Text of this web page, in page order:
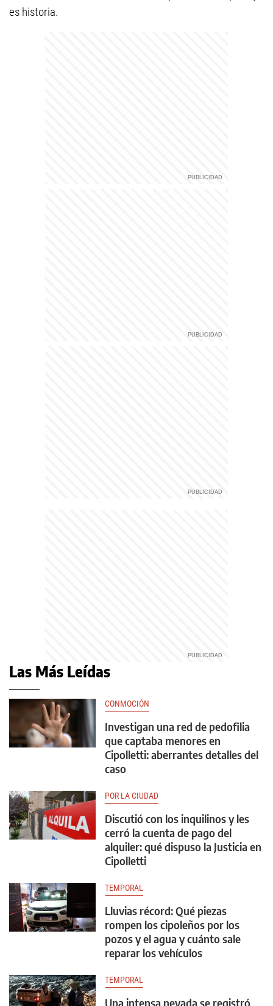
es historia.
Las Más Leídas
CONMOCIÓN
Investigan una red de pedofilia
que captaba menores en
Cipolletti: aberrantes detalles del
caso
POR LA CIUDAD
Discutió con los inquilinos y les
cerró la cuenta de pago del
alquiler: qué dispuso la Justicia en
Cipolletti
TEMPORAL
Lluvias récord: Qué piezas
rompen los cipoleños por los
pozos y el agua y cuánto sale
reparar los vehículos
TEMPORAL
Una intensa nevada se registró